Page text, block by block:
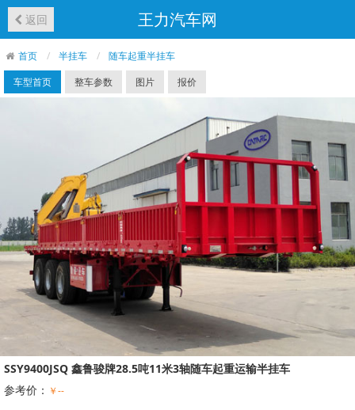
返回 王力汽车网
首页 半挂车
随车起重半挂车
车型首页
整车参数 图片 报价
SSY9400JSQ 鑫鲁骏牌28.5吨11米3轴随车起重运输半挂车
参考价： ￥--